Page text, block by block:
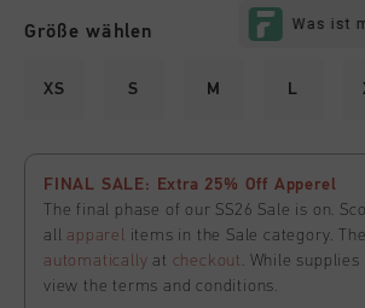
Größe wählen
XS S M L
FINAL SALE: Extra 25% Off Apperel
The final phase of our SS26 Sale is on.
allapparel items in the Sale category.
automatically at checkout . While supplies
view the terms and conditions.